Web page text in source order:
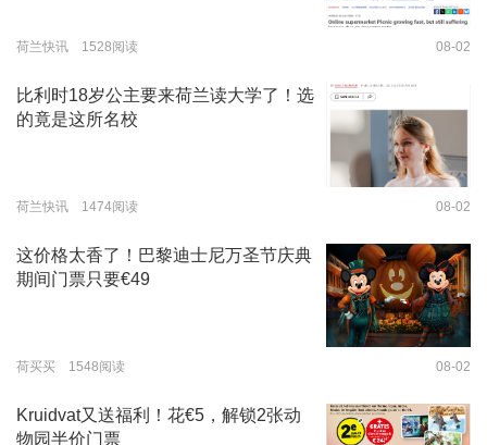
荷兰快讯 1528阅读 08-02
比利时18岁公主要来荷兰读大学了！选
的竟是这所名校
荷兰快讯 1474阅读 08-02
这价格太香了！巴黎迪士尼万圣节庆典
期间门票只要€49
荷买买 1548阅读 08-02
Kruidvat又送福利！花€5，解锁2张动
物园半价门票